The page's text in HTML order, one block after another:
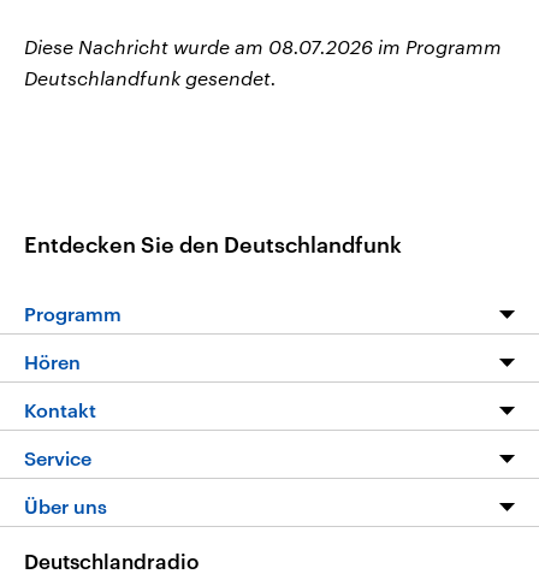
Diese Nachricht wurde am 08.07.2026 im Programm
Deutschlandfunk gesendet.
Entdecken Sie den Deutschlandfunk
Programm
Programm
Die Nachrichten
Nachrichtenleicht
Neue Beiträge auf dlf.de
Hören
Livestream
Podcasts
Deutschlandfunk App
Nachrichten App
Kontakt
Hörerservice
Service
FAQ
Über uns
Deutschlandradio